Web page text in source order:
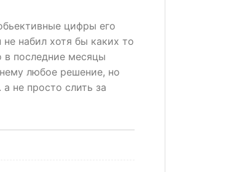
цифры его
набил хотя бы каких то
в последние месяцы
любое решение, но
не просто слить за